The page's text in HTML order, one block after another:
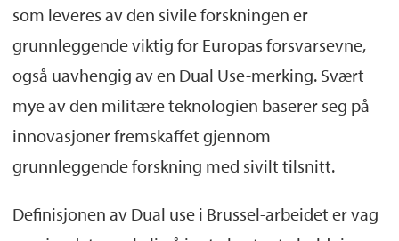
som leveres av den sivile forskningen er
grunnleggende viktig for Europas forsvarsevne,
også uavhengig av en Dual Use-merking. Svært
mye av den militære teknologien baserer seg på
innovasjoner fremskaffet gjennom
grunnleggende forskning med sivilt tilsnitt.
Definisjonen av Dual use i Brussel-arbeidet er vag